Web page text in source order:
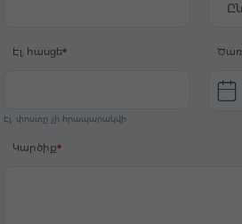
Էլ. հասցե
Էլ. փոստը չի հրապարակվի
Կարծիք